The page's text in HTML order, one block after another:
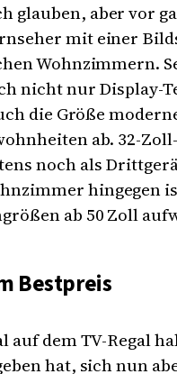
glauben, aber vor
mit einer
Wohnzimmern.
nicht nur Display-
die Größe
ab. 32-
noch als
hingegen
ab 50 Zoll
Bestpreis
dem TV-Regal
hat, sich nun